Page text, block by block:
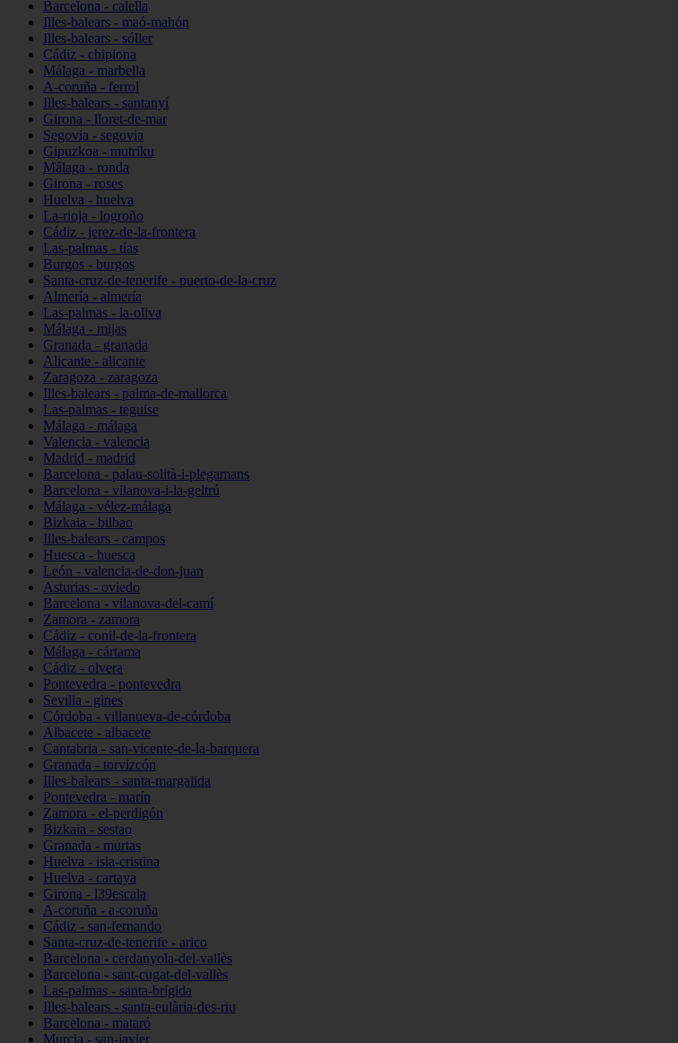
Barcelona - calella
Illes-balears - maó-mahón
Illes-balears - sóller
Cádiz - chipiona
Málaga - marbella
A-coruña - ferrol
Illes-balears - santanyí
Girona - lloret-de-mar
Segovia - segovia
Gipuzkoa - mutriku
Málaga - ronda
Girona - roses
Huelva - huelva
La-rioja - logroño
Cádiz - jerez-de-la-frontera
Las-palmas - tías
Burgos - burgos
Santa-cruz-de-tenerife - puerto-de-la-cruz
Almería - almería
Las-palmas - la-oliva
Málaga - mijas
Granada - granada
Alicante - alicante
Zaragoza - zaragoza
Illes-balears - palma-de-mallorca
Las-palmas - teguise
Málaga - málaga
Valencia - valencia
Madrid - madrid
Barcelona - palau-solità-i-plegamans
Barcelona - vilanova-i-la-geltrú
Málaga - vélez-málaga
Bizkaia - bilbao
Illes-balears - campos
Huesca - huesca
León - valencia-de-don-juan
Asturias - oviedo
Barcelona - vilanova-del-camí
Zamora - zamora
Cádiz - conil-de-la-frontera
Málaga - cártama
Cádiz - olvera
Pontevedra - pontevedra
Sevilla - gines
Córdoba - villanueva-de-córdoba
Albacete - albacete
Cantabria - san-vicente-de-la-barquera
Granada - torvizcón
Illes-balears - santa-margalida
Pontevedra - marín
Zamora - el-perdigón
Bizkaia - sestao
Granada - murtas
Huelva - isla-cristina
Huelva - cartaya
Girona - l39escala
A-coruña - a-coruña
Cádiz - san-fernando
Santa-cruz-de-tenerife - arico
Barcelona - cerdanyola-del-vallès
Barcelona - sant-cugat-del-vallès
Las-palmas - santa-brígida
Illes-balears - santa-eulària-des-riu
Barcelona - mataró
Murcia - san-javier